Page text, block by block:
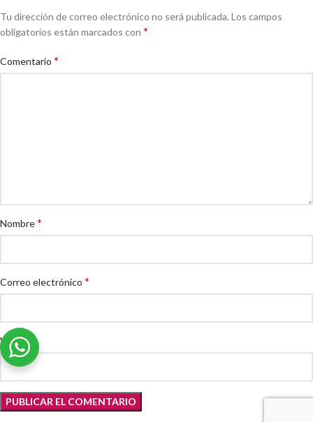
Tu dirección de correo electrónico no será publicada. Los campos
obligatorios están marcados con *
Comentario *
Nombre*
Correo electrónico *
Web